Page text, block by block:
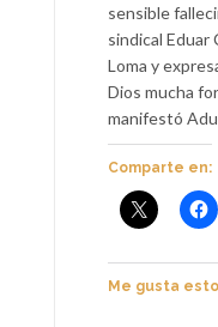
sensible
sindical
Loma y
Dios mucha
manifestó
Comparte en:
Me gusta